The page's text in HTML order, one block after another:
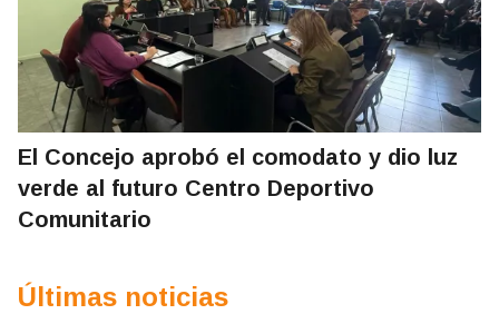
El Concejo aprobó el comodato y dio luz
verde al futuro Centro Deportivo
Comunitario
Últimas noticias